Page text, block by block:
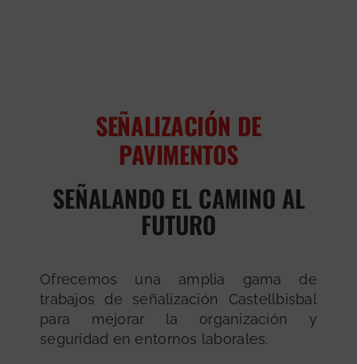
SEÑALIZACIÓN DE
PAVIMENTOS
SEÑALANDO EL CAMINO AL
FUTURO
Ofrecemos una amplia gama de
trabajos de señalización Castellbisbal
para mejorar la organización y
seguridad en entornos laborales.